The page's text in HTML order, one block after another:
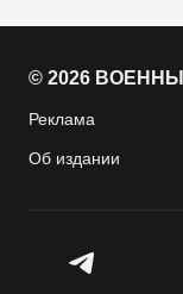
© 2026
Реклама
Об издании